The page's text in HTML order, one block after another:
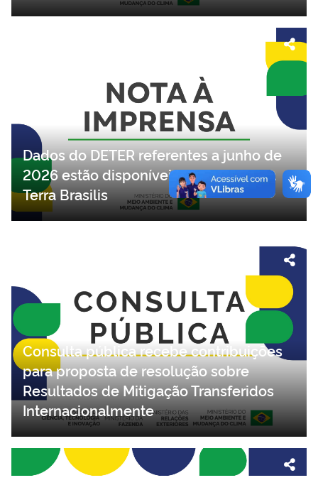
Dados do DETER referentes a junho de
2026 estão disponíveis na plataforma
Terra Brasilis
Consulta pública recebe contribuições
para proposta de resolução sobre
Resultados de Mitigação Transferidos
Internacionalmente